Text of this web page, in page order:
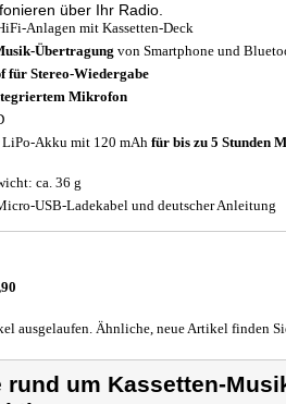
über Ihr Radio.
Anlagen mit Kassetten-Deck
Übertragung von Smartphone und
für Stereo-Wiedergabe
Mikrofon
Akku mit 120 mAh für bis zu 5 Stunden
ca. 36 g
USB-Ladekabel und deutscher Anleitung
ausgelaufen. Ähnliche, neue Artikel finden
rund um Kassetten-